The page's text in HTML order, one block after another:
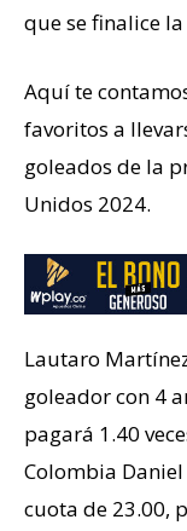
que se finalice
Aquí te
favoritos a
goleados de la
Unidos 2024.
Lautaro
goleador con 4
pagará 1.40
Colombia
cuota de 23.00,